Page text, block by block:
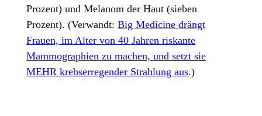
Prozent) und Melanom der Haut (sieben
Prozent). (Verwandt:Big Medicine drängt
Frauen, im Alter von 40 Jahren riskante
Mammographien zu machen, und setzt sie
MEHR krebserregender Strahlung aus.)